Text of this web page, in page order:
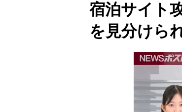
宿泊サイト
を見分けら